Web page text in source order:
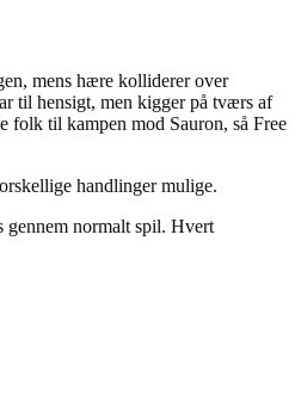
mens hære kolliderer over
til hensigt, men kigger på tværs af
folk til kampen mod Sauron, så Free
handlinger mulige.
gennem normalt spil. Hvert